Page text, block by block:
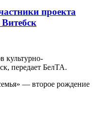
проекта
культурно-
передает БелТА.